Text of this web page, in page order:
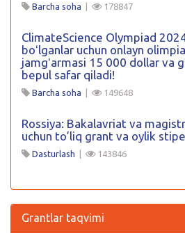
Barcha soha | 178847
ClimateScience Olympiad
boʻlganlar uchun onlayn
jamgʻarmasi 15 000 dollar va
bepul safar qiladi!
Barcha soha | 149648
Rossiya: Bakalavriat va
uchun to’liq grant va oylik
Dasturlash | 143846
Grantlar taqvimi